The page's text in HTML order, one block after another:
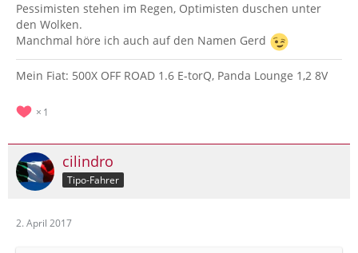
Pessimisten stehen im Regen, Optimisten duschen unter
den Wolken.
Manchmal höre ich auch auf den Namen Gerd
Mein Fiat: 500X OFF ROAD 1.6 E-torQ, Panda Lounge 1,2 8V
1
cilindro
Tipo-Fahrer
2. April 2017